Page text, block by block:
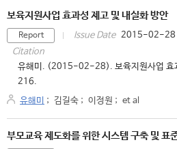
보육지원사업 효과성 제고 및 내실화 방안
Report Issue Date 2015-02-28
Citation
유해미. (2015-02-28). 보육지원사업 효
216.
유해미 ; 김길숙 ; 이정원 ; et al
부모교육 제도화를 위한 시스템 구축 및 표